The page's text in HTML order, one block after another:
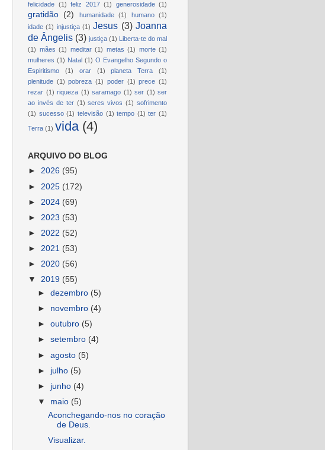
felicidade (1) feliz 2017 (1) generosidade (1)
gratidão (2) humanidade (1) humano
(1)
idade (1) injustiça (1) Jesus (3) Joanna
de Ângelis (3) justiça (1)
Liberta-te do mal
(1) mães (1) meditar (1) metas (1) morte (1)
mulheres (1) Natal (1) O Evangelho Segundo o
Espiritismo
(1) orar (1) planeta Terra
(1)
plenitude (1) pobreza (1) poder (1) prece (1)
rezar (1) riqueza (1) saramago (1) ser (1) ser
ao invés de ter (1) seres vivos (1) sofrimento
(1) sucesso (1) televisão (1) tempo (1) ter (1)
Terra (1) vida (4)
ARQUIVO DO BLOG
► 2026 (95)
► 2025 (172)
► 2024 (69)
► 2023 (53)
► 2022 (52)
► 2021 (53)
► 2020 (56)
▼ 2019 (55)
►dezembro (5)
► novembro (4)
►outubro (5)
►setembro (4)
►agosto (5)
► julho (5)
► junho (4)
▼ maio (5)
Aconchegando-nos no coração
de Deus.
Visualizar.